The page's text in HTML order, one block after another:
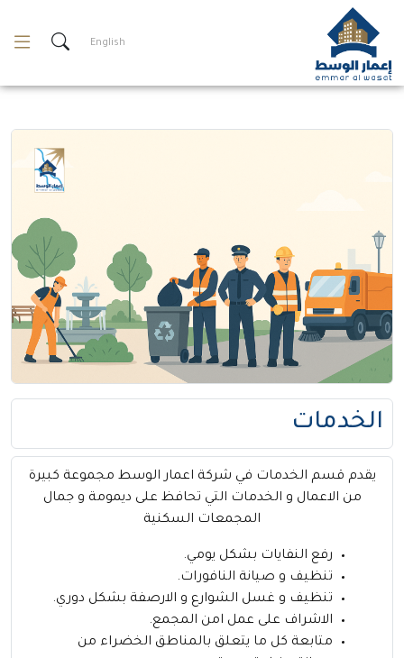
للمحتوى
English
الخدمات
يقدم قسم الخدمات في شركة اعمار الوسط مجموعة كبيرة
من الاعمال و الخدمات التي تحافظ على ديمومة و جمال
المجمعات السكنية
رفع النفايات بشكل يومي.
تنظيف و صيانة النافورات.
تنظيف و غسل الشوارع و الارصفة بشكل دوري.
الاشراف على عمل امن المجمع.
متابعة كل ما يتعلق بالمناطق الخضراء من